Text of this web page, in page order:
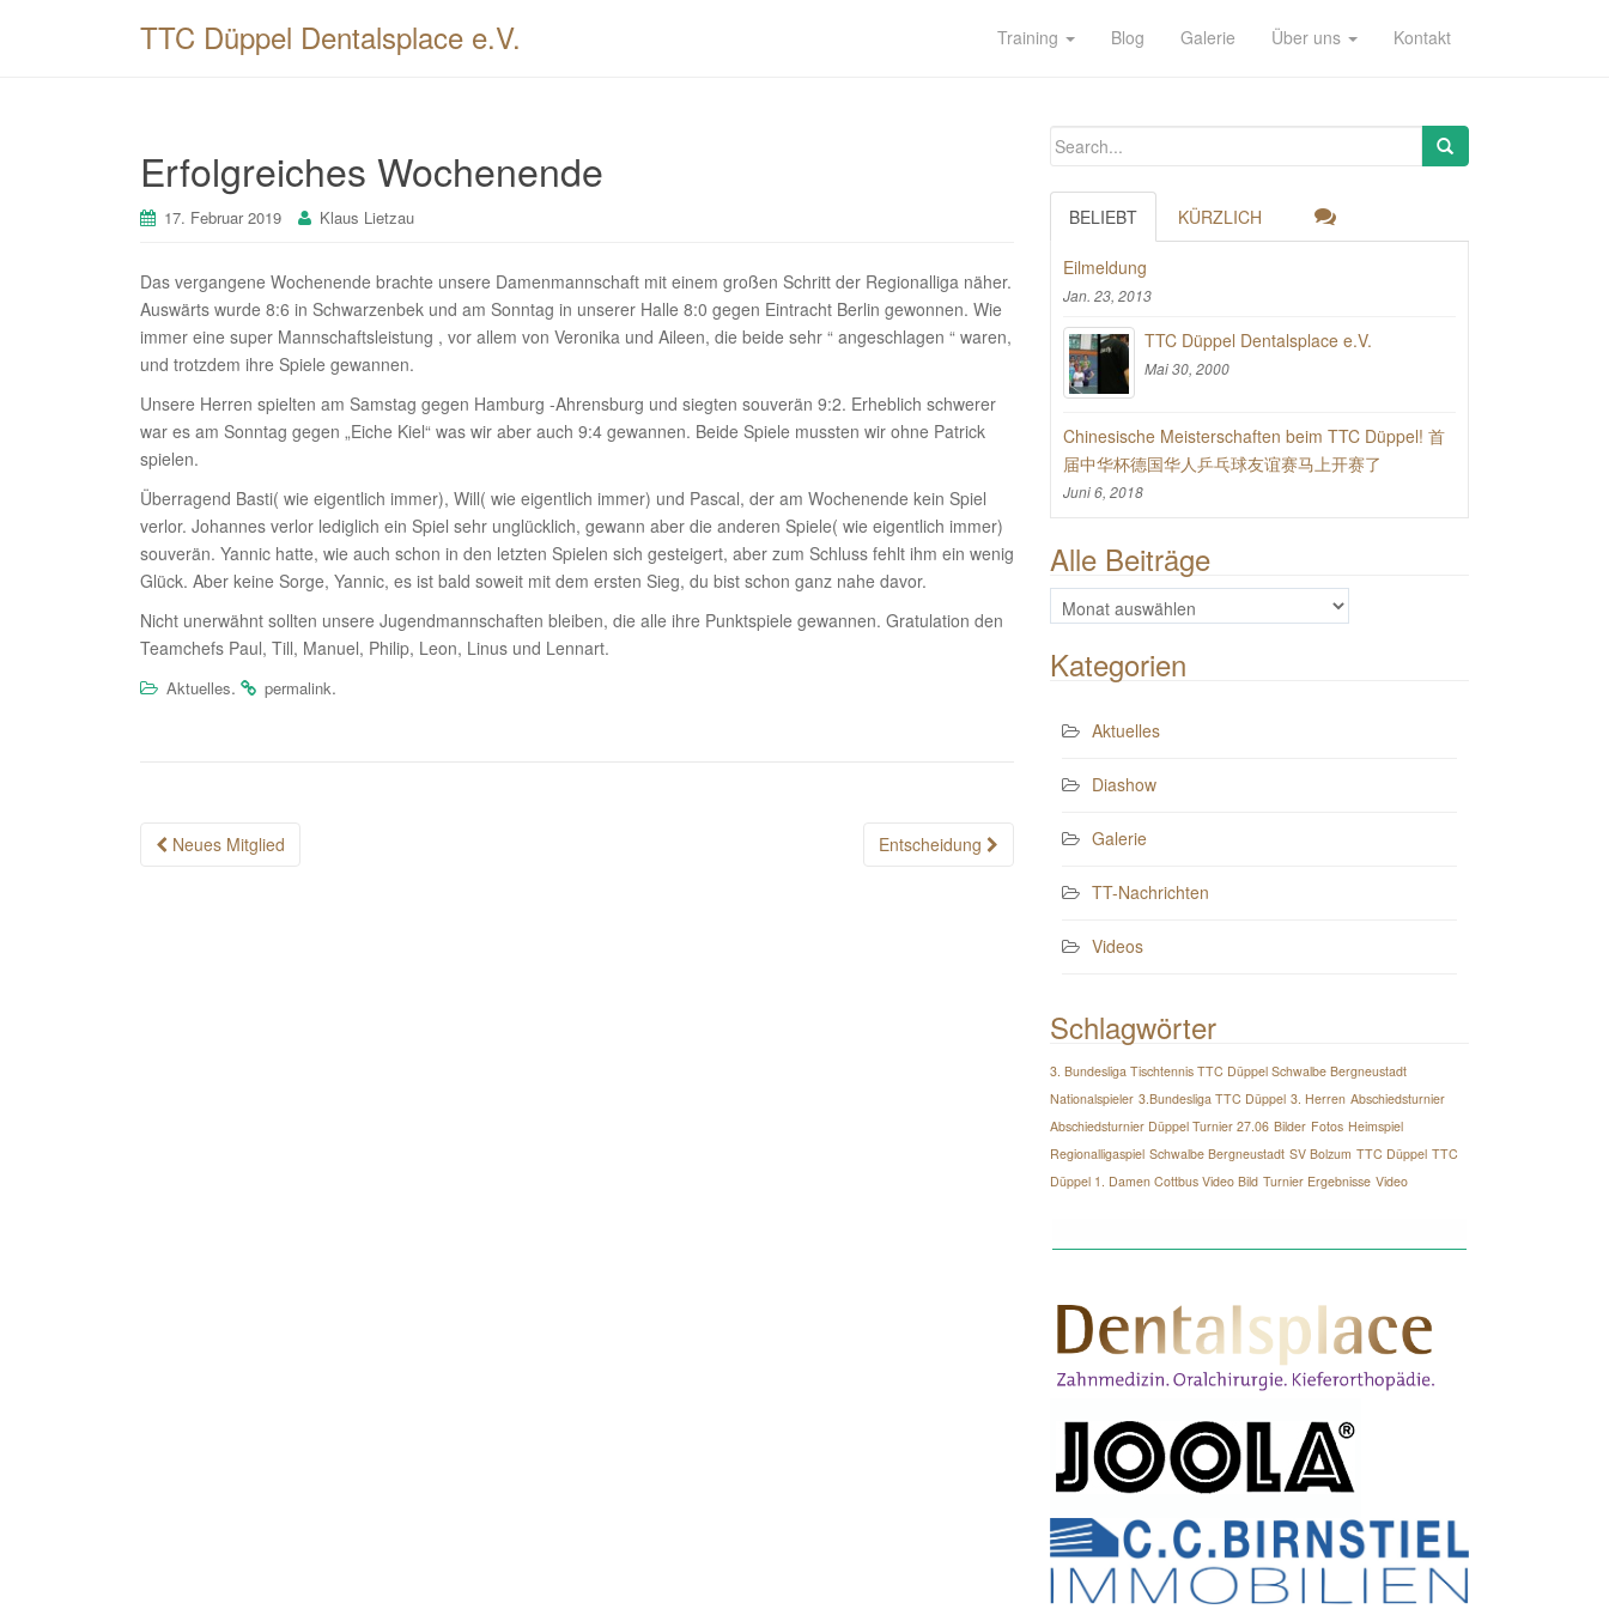
TTC Düppel Dentalsplace e.V. Training Blog Galerie Über uns Kontakt
Erfolgreiches Wochenende
17. Februar 2019 Klaus Lietzau
Das vergangene Wochenende brachte unsere Damenmannschaft mit einem großen Schritt der Regionalliga näher.
Auswärts wurde 8:6 in Schwarzenbek und am Sonntag in unserer Halle 8:0 gegen Eintracht Berlin gewonnen. Wie
immer eine super Mannschaftsleistung , vor allem von Veronika und Aileen, die beide sehr “ angeschlagen “ waren,
und trotzdem ihre Spiele gewannen.
Unsere Herren spielten am Samstag gegen Hamburg -Ahrensburg und siegten souverän 9:2. Erheblich schwerer
war es am Sonntag gegen „Eiche Kiel“ was wir aber auch 9:4 gewannen. Beide Spiele mussten wir ohne Patrick
spielen.
Überragend Basti( wie eigentlich immer), Will( wie eigentlich immer) und Pascal, der am Wochenende kein Spiel
verlor. Johannes verlor lediglich ein Spiel sehr unglücklich, gewann aber die anderen Spiele( wie eigentlich immer)
souverän. Yannic hatte, wie auch schon in den letzten Spielen sich gesteigert, aber zum Schluss fehlt ihm ein wenig
Glück. Aber keine Sorge, Yannic, es ist bald soweit mit dem ersten Sieg, du bist schon ganz nahe davor.
Nicht unerwähnt sollten unsere Jugendmannschaften bleiben, die alle ihre Punktspiele gewannen. Gratulation den
Teamchefs Paul, Till, Manuel, Philip, Leon, Linus und Lennart.
Aktuelles. permalink.
Post
Neues Mitglied Entscheidung
BELIEBT KÜRZLICH
Eilmeldung
Jan. 23, 2013
TTC Düppel Dentalsplace e.V.
Mai 30, 2000
Chinesische Meisterschaften beim TTC Düppel! 首
届中华杯德国华人乒乓球友谊赛马上开赛了
Juni 6, 2018
Alle Beiträge
Alle
Beiträge
Kategorien
Aktuelles
Diashow
Galerie
TT-Nachrichten
Videos
Schlagwörter
3. Bundesliga Tischtennis TTC Düppel Schwalbe Bergneustadt
Nationalspieler 3.Bundesliga TTC Düppel 3. Herren Abschiedsturnier
Abschiedsturnier Düppel Turnier 27.06 Bilder Fotos Heimspiel
Regionalligaspiel Schwalbe Bergneustadt SV Bolzum TTC Düppel TTC
Düppel 1. Damen Cottbus Video Bild Turnier Ergebnisse Video